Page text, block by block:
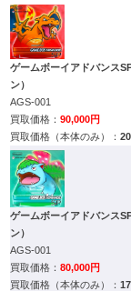
ゲームボーイアドバンス
ン）
AGS-001
90,000円
ゲームボーイアドバンス
ン）
AGS-001
80,000円